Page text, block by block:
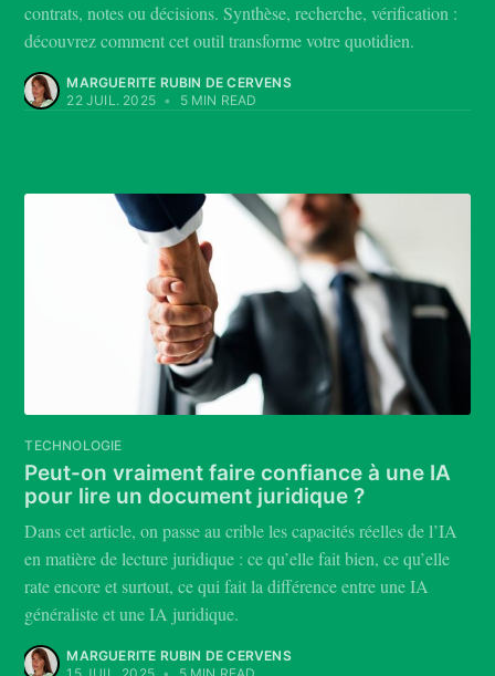
contrats, notes ou décisions. Synthèse, recherche, vérification :
découvrez comment cet outil transforme votre quotidien.
MARGUERITE RUBIN DE CERVENS
22 JUIL. 2025 • 5 MIN READ
TECHNOLOGIE
Peut-on vraiment faire confiance à une IA
pour lire un document juridique ?
Dans cet article, on passe au crible les capacités réelles de l’IA
en matière de lecture juridique : ce qu’elle fait bien, ce qu’elle
rate encore et surtout, ce qui fait la différence entre une IA
généraliste et une IA juridique.
MARGUERITE RUBIN DE CERVENS